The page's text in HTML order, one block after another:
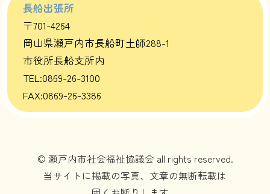
長船出張所
〒701-4264
岡山県瀬戸内市長船町土師288-1
市役所長船支所内
TEL:0869-26-3100
FAX:0869-26-3386
© 瀬戸内市社会福祉協議会 all rights reserved.
当サイトに掲載の写真、文章の無断転載は